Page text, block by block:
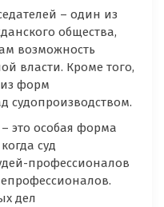
– один из
общества,
возможность
власти. Кроме того,
из форм
судопроизводством.
это особая форма
суд
профессионалов
дел